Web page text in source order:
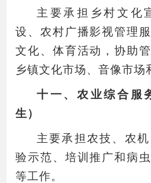
主要承担乡村文化
设、农村广播影视管理
文化、体育活动，协助
乡镇文化市场、音像市场
十一、农业综合服
生）
主要承担农技、农
验示范、培训推广和病
等工作。